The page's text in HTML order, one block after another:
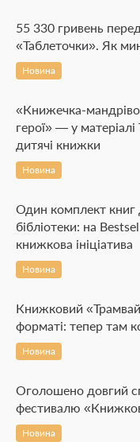
55 330 гривень
«Таблеточки». Як
Новина
«Книжечка-
герої» — у
дитячі книжки
Новина
Один комплект
бібліотеки: на
книжкова ініціатива
Новина
Книжковий
форматі: тепер там
Новина
Оголошено довгий
фестивалю
Новина